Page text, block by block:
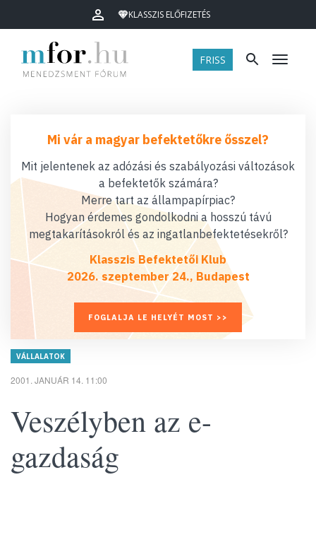
KLASSZIS ELŐFIZETÉS
FRISS Menü
Mi vár a magyar befektetőkre ősszel?
Mit jelentenek az adózási és szabályozási változások
a befektetők számára?
Merre tart az állampapírpiac?
Hogyan érdemes gondolkodni a hosszú távú
megtakarításokról és az ingatlanbefektetésekről?
Klasszis Befektetői Klub
2026. szeptember 24., Budapest
FOGLALJA LE HELYÉT MOST >>
VÁLLALATOK
2001. JANUÁR 14. 11:00
Veszélyben az e-
gazdaság